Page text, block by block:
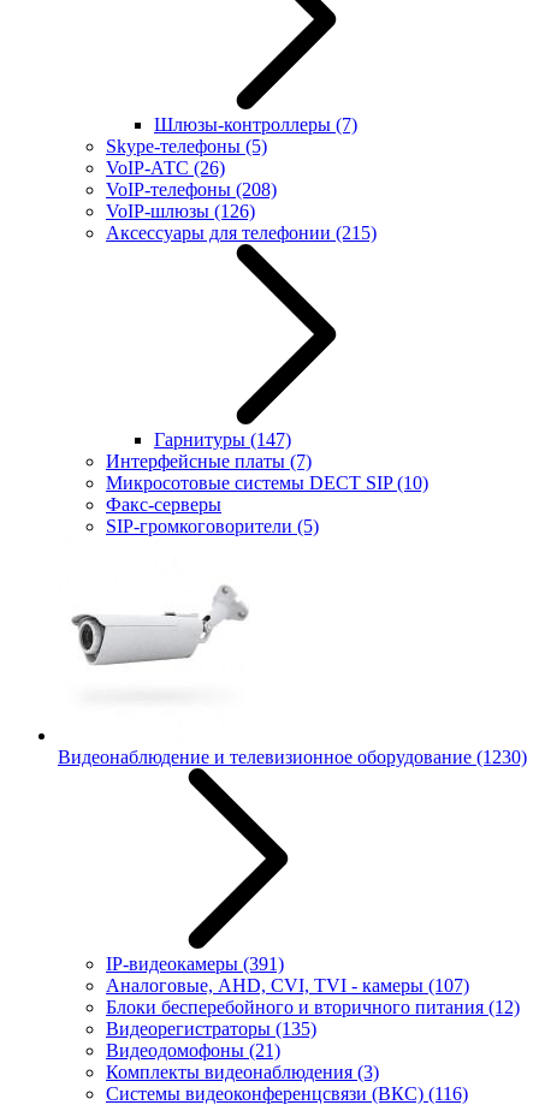
Шлюзы-контроллеры (7)
Skype-телефоны (5)
VoIP-АТС (26)
VoIP-телефоны (208)
VoIP-шлюзы (126)
Аксессуары для телефонии (215)
Гарнитуры (147)
Интерфейсные платы (7)
Микросотовые системы DECT SIP(10)
Факс-серверы
SIP-громкоговорители (5)
Видеонаблюдение и телевизионное оборудование (1230)
IP-видеокамеры (391)
Аналоговые, AHD, CVI, TVI - камеры (107)
Блоки бесперебойного и вторичного питания (12)
Видеорегистраторы (135)
Видеодомофоны (21)
Комплекты видеонаблюдения (3)
Системы видеоконференцсвязи (ВКС) (116)